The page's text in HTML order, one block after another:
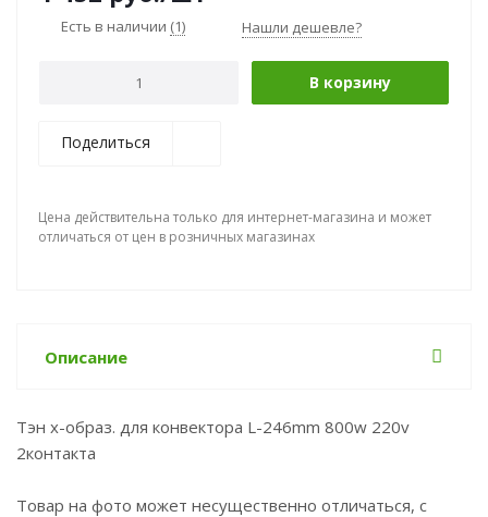
Есть в наличии (1) Нашли дешевле?
В корзину
Поделиться
Цена действительна только для интернет-магазина и может
отличаться от цен в розничных магазинах
Описание
Тэн х-образ. для конвектора L-246mm 800w 220v
2контакта
Товар на фото может несущественно отличаться, с